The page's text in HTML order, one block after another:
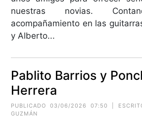
nuestras novias.
acompañamiento en las
y Alberto...
Pablito Barrios y
Herrera
PUBLICADO 03/06/2026 07:50 |
GUZMÁN